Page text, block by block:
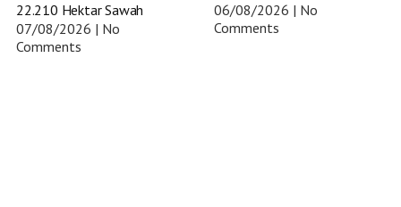
22.210 Hektar Sawah
07/08/2026
No
Comments
06/08/2026
No
Comments